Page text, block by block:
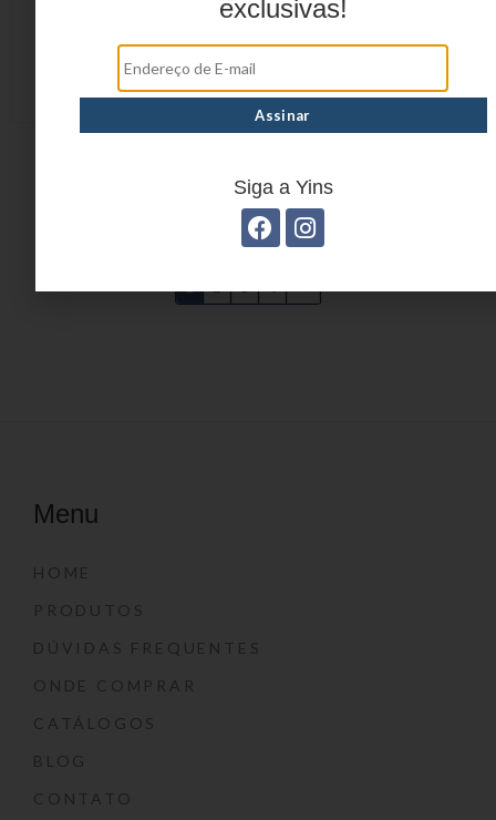
Menu
HOME
PRODUTOS
DÚVIDAS FREQUENTES
ONDE COMPRAR
CATÁLOGOS
BLOG
CONTATO
exclusivas!
Siga a Yins